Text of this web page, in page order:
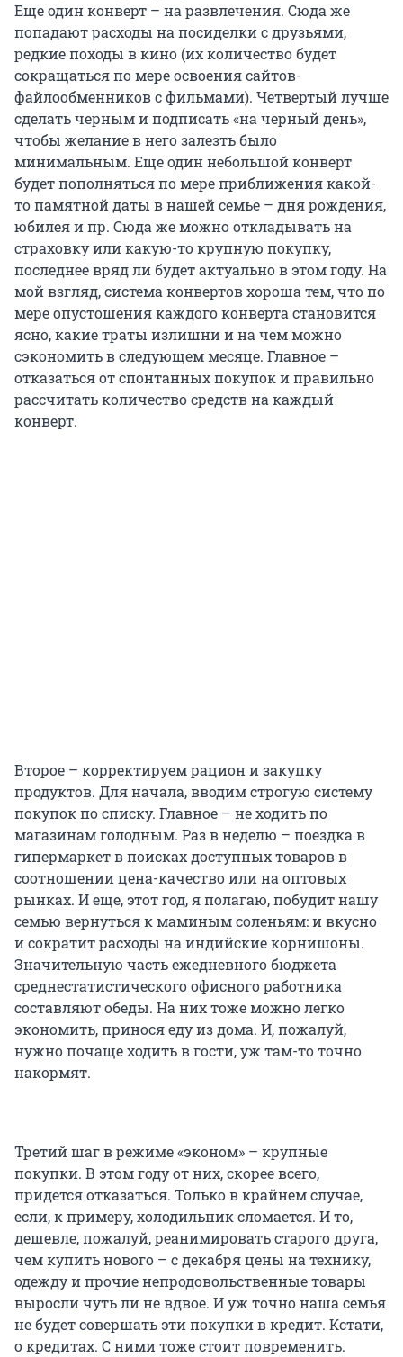
Еще один конверт – на развлечения. Сюда же
попадают расходы на посиделки с друзьями,
редкие походы в кино (их количество будет
сокращаться по мере освоения сайтов-
файлообменников с фильмами). Четвертый лучше
сделать черным и подписать «на черный день»,
чтобы желание в него залезть было
минимальным. Еще один небольшой конверт
будет пополняться по мере приближения какой-
то памятной даты в нашей семье – дня рождения,
юбилея и пр. Сюда же можно откладывать на
страховку или какую-то крупную покупку,
последнее вряд ли будет актуально в этом году. На
мой взгляд, система конвертов хороша тем, что по
мере опустошения каждого конверта становится
ясно, какие траты излишни и на чем можно
сэкономить в следующем месяце. Главное –
отказаться от спонтанных покупок и правильно
рассчитать количество средств на каждый
конверт.
Второе – корректируем рацион и закупку
продуктов. Для начала, вводим строгую систему
покупок по списку. Главное – не ходить по
магазинам голодным. Раз в неделю – поездка в
гипермаркет в поисках доступных товаров в
соотношении цена-качество или на оптовых
рынках. И еще, этот год, я полагаю, побудит нашу
семью вернуться к маминым соленьям: и вкусно
и сократит расходы на индийские корнишоны.
Значительную часть ежедневного бюджета
среднестатистического офисного работника
составляют обеды. На них тоже можно легко
экономить, принося еду из дома. И, пожалуй,
нужно почаще ходить в гости, уж там-то точно
накормят.
Третий шаг в режиме «эконом» – крупные
покупки. В этом году от них, скорее всего,
придется отказаться. Только в крайнем случае,
если, к примеру, холодильник сломается. И то,
дешевле, пожалуй, реанимировать старого друга,
чем купить нового – с декабря цены на технику,
одежду и прочие непродовольственные товары
выросли чуть ли не вдвое. И уж точно наша семья
не будет совершать эти покупки в кредит. Кстати,
о кредитах. С ними тоже стоит повременить.